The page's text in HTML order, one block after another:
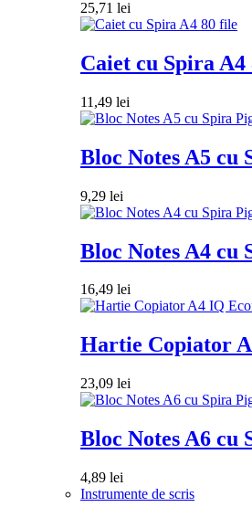
25,71 lei
Caiet cu Spira A4
11,49 lei
Bloc Notes A5 cu
9,29 lei
Bloc Notes A4 cu
16,49 lei
Hartie Copiator
23,09 lei
Bloc Notes A6 cu
4,89 lei
Instrumente de scris